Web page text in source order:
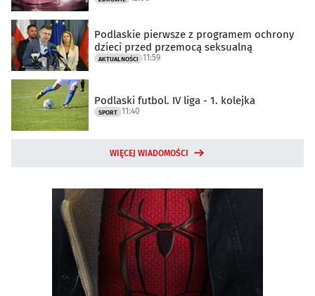
Podlaskie pierwsze z programem ochrony
dzieci przed przemocą seksualną
AKTUALNOŚCI 11:59
Podlaski futbol. IV liga - 1. kolejka
SPORT 11:40
WIĘCEJ WIADOMOŚCI